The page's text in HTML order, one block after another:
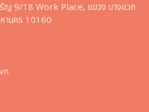
ญ 9/18 Work Place, แขวง บางแวก
านคร 10160